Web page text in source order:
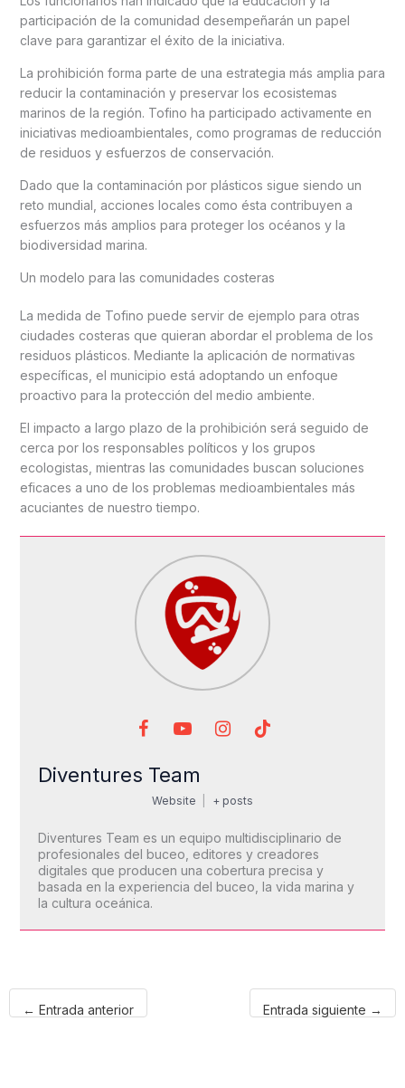
participación de la comunidad desempeñarán un papel
clave para garantizar el éxito de la iniciativa.
La prohibición forma parte de una estrategia más amplia para
reducir la contaminación y preservar los ecosistemas
marinos de la región. Tofino ha participado activamente en
iniciativas medioambientales, como programas de reducción
de residuos y esfuerzos de conservación.
Dado que la contaminación por plásticos sigue siendo un
reto mundial, acciones locales como ésta contribuyen a
esfuerzos más amplios para proteger los océanos y la
biodiversidad marina.
Un modelo para las comunidades costeras
La medida de Tofino puede servir de ejemplo para otras
ciudades costeras que quieran abordar el problema de los
residuos plásticos. Mediante la aplicación de normativas
específicas, el municipio está adoptando un enfoque
proactivo para la protección del medio ambiente.
El impacto a largo plazo de la prohibición será seguido de
cerca por los responsables políticos y los grupos
ecologistas, mientras las comunidades buscan soluciones
eficaces a uno de los problemas medioambientales más
acuciantes de nuestro tiempo.
Diventures Team
Website + posts
Diventures Team es un equipo multidisciplinario de
profesionales del buceo, editores y creadores
digitales que producen una cobertura precisa y
basada en la experiencia del buceo, la vida marina y
la cultura oceánica.
← Entrada anterior Entrada siguiente →